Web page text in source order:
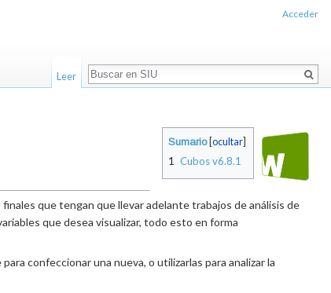
Sumario ocultar
1 Cubos v6.8.1
que tengan que llevar adelante trabajos de análisis de
que desea visualizar, todo esto en forma
confeccionar una nueva, o utilizarlas para analizar la
Acceder
Leer
Buscar